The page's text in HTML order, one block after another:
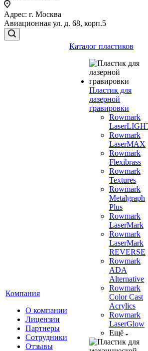
Адрес: г. Москва
Авиационная ул. д. 68, корп.5
Компания
О компании
Лицензии
Партнеры
Сотрудники
Отзывы
Каталог пластиков
Пластик для
лазерной
гравировки
Rowmark
Rowmark
LaserMAX
Rowmark
Flexibrass
Rowmark
Textures
Rowmark
Metalgraph
Plus
Rowmark
LaserMark
Rowmark
LaserMark
REVERSE
Rowmark
ADA
Alternative
Rowmark
Color Cast
Acrylics
Rowmark
LaserGlow
Ещё